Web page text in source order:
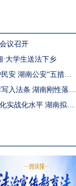
议召开
·大学生送法下乡
数智赋能淬本领 三湘刑侦护民安 湖南公安“五措并举”推进执法规范化建设
代表议案转化立法 课时保障写入法条 湖南刚性落实中小学生体育锻炼要求
提升反电诈工作规范化法治化实战化水平 湖南拟为反电诈工作立法